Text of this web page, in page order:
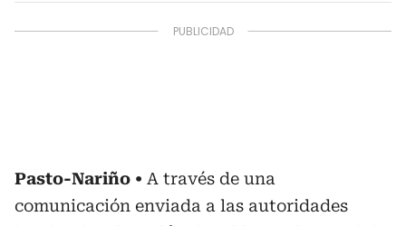
Pasto-Nariño
A través de una
comunicación enviada a las autoridades